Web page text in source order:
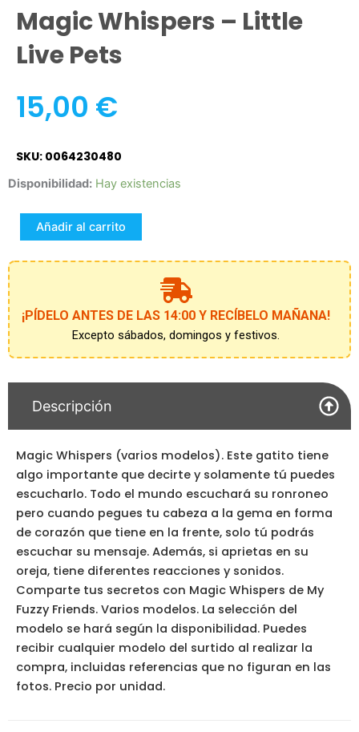
Magic Whispers – Little
Live Pets
15,00 €
SKU: 0064230480
Disponibilidad: Hay existencias
Magic
Live
Pets
cantidad
Añadir al carrito
¡PÍDELO ANTES DE LAS 14:00 Y RECÍBELO MAÑANA!
Excepto sábados, domingos y festivos.
Descripción
Magic Whispers (varios modelos). Este gatito tiene
algo importante que decirte y solamente tú puedes
escucharlo. Todo el mundo escuchará su ronroneo
pero cuando pegues tu cabeza a la gema en forma
de corazón que tiene en la frente, solo tú podrás
escuchar su mensaje. Además, si aprietas en su
oreja, tiene diferentes reacciones y sonidos.
Comparte tus secretos con Magic Whispers de My
Fuzzy Friends. Varios modelos. La selección del
modelo se hará según la disponibilidad. Puedes
recibir cualquier modelo del surtido al realizar la
compra, incluidas referencias que no figuran en las
fotos. Precio por unidad.